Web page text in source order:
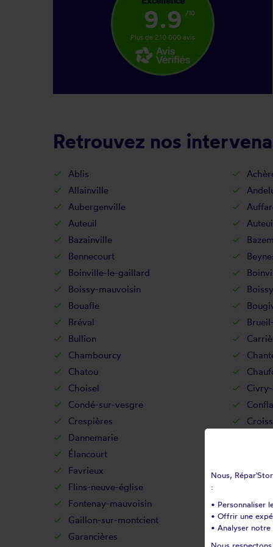
9.9 /10
Plus de 210 000 avis
Retrouvez nos
Ablis
Allainville
Aubergenville
Auteuil
Bazainville
Bennecourt
Boinville-le-gaillard
Boissy-mauvoisin
Bouafle
Bréval
Bullion
Chambourcy
Chatou
Choisel
Condé-sur-vesgre
Crespières
Dannemarie
Élancourt
Favrieux
Flins-neuve-église
Fontenay-mauvoisin
Gaillon-sur-montcient
Garancières
Nous,
:
• Personnaliser
• Offrir une
• Analyser notre